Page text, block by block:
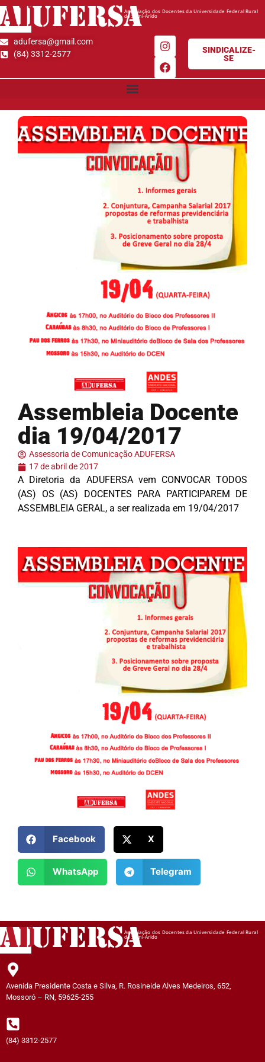
ADUFERSAAssociação dos Docentes da Universidade Federal Rural
do Semi-Árido
adufersa@gmail.com
(84) 3312-2577
SINDICALIZE-
SE
Assembleia Docente
dia 19/04/2017
Assessoria de Comunicação ADUFERSA
17 de abril de 2017
A Diretoria da ADUFERSA vem CONVOCAR TODOS
(AS) OS (AS) DOCENTES PARA PARTICIPAREM DE
ASSEMBLEIA GERAL, a ser realizada em 19/04/2017
Facebook X
WhatsApp Telegram
ADUFERSAAssociação dos Docentes da Universidade Federal Rural
do Semi-Árido
Avenida Presidente Costa e Silva, R. Rosineide Alves Medeiros, 652,
Mossoró – RN, 59625-255
(84) 3312-2577